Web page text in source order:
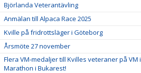
Björlanda Veterantävling
Anmälan till Alpaca Race 2025
Kville på fridrottsläger i Göteborg
Årsmöte 27 november
Flera VM-medaljer till Kvilles veteraner på VM i
Marathon i Bukarest!